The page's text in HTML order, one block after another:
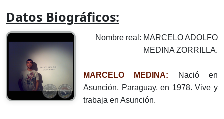
Datos Biográficos:
Nombre real: MARCELO ADOLFO
MEDINA ZORRILLA.
MARCELO MEDINA:
Nació en
Asunción, Paraguay, en 1978. Vive y
trabaja en Asunción.